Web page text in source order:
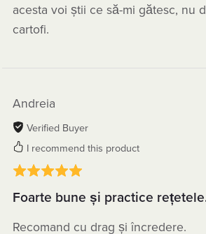
acesta voi știi ce să-mi gătesc, nu
cartofi.
Andreia
Verified Buyer
I recommend this product
Foarte bune și practice
Recomand cu drag și încredere.